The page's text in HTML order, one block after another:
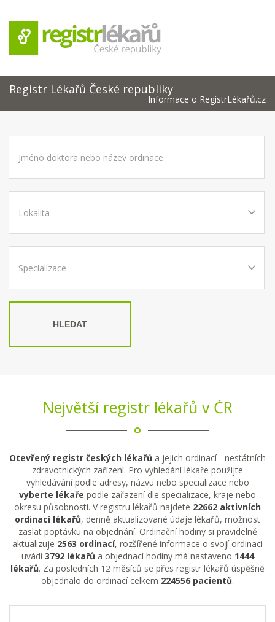
Registr Lékařů České republiky
Informace o RegistrLékařů.cz
HLEDAT
Největší registr lékařů v ČR
Otevřený registr českých lékařů a jejich ordinací - nestátních
zdravotnických zařízení. Pro vyhledání lékaře použijte
vyhledávání podle adresy, názvu nebo specializace nebo
vyberte lékaře podle zařazení dle specializace, kraje nebo
okresu působnosti. V registru lékařů najdete 22662 aktivních
ordinací lékařů, denně aktualizované údaje lékařů, možnost
zaslat poptávku na objednání. Ordinační hodiny si pravidelně
aktualizuje 2563 ordinací, rozšířené informace o svojí ordinaci
uvádí3792 lékařů a objednací hodiny má nastaveno 1444
lékařů. Za posledních 12 měsíců se přes registr lékařů úspěšně
objednalo do ordinací celkem 224556 pacientů.